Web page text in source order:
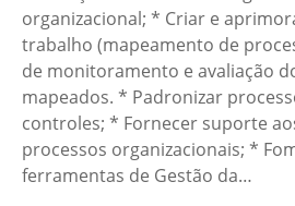
organizacional; * Criar e
trabalho (mapeamento de
de monitoramento e avaliação
mapeados. * Padronizar
controles; * Fornecer suporte
processos organizacionais; *
ferramentas de Gestão da…